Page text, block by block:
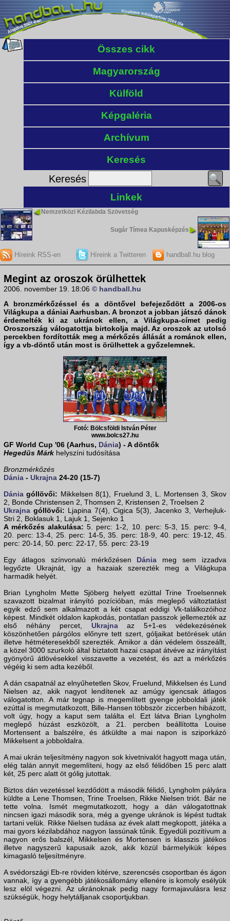
Összes cikk
Magyarország
Külföld
Képgaléria
Archívum
Keresés
Keresés
Linkek
Nemzetközi Kézilabda Szövetség
Sugár Tímea Kapusképzés
Híreink RSS-en Híreink a Twitteren handball.hu blog
Megint az oroszok örülhettek
2006. november 19. 18:06 © handball.hu
A bronzmérkőzéssel és a döntővel befejeződött a 2006-os
Világkupa a dániai Aarhusban. A bronzot a jobban játszó dánok
érdemelték ki azukránok ellen, a Világkupa-címet pedig
Oroszország válogatottja birtokolja majd. Az oroszok az utolsó
percekben fordították meg a mérkőzés állását a románok ellen,
így a vb-döntő után most is örülhettek a győzelemnek.
Fotó: Bölcsföldi István Péter
www.bolcs27.hu
GF World Cup '06 (Aarhus, Dánia) - A döntők
Hegedüs Márk helyszíni tudósítása
Bronzmérkőzés
Dánia - Ukrajna 24-20 (15-7)
Dánia góllövői: Mikkelsen 8(1), Fruelund 3, L. Mortensen 3, Skov
2, Bonde Christensen 2, Thomsen 2, Kristensen 2, Troelsen 2
Ukrajna góllövői: Ljapina 7(4), Cigica 5(3), Jacenko 3, Verhejluk-
Stri 2, Boklasuk 1, Lajuk 1, Sejenko 1
A mérkőzés alakulása: 5. perc: 1-2, 10. perc: 5-3, 15. perc: 9-4,
20. perc: 13-4, 25. perc: 14-5, 35. perc: 18-9, 40. perc: 19-12, 45.
perc: 20-14, 50. perc: 22-17, 55. perc: 23-19
Egy átlagos színvonalú mérkőzésen Dánia meg sem izzadva
legyőzte Ukrajnát, ìgy a hazaiak szerezték meg a Világkupa
harmadik helyét.
Brian Lyngholm Mette Sjöberg helyett ezúttal Trine Troelsennek
szavazott bizalmat irányító pozícióban, más meglepő változtatást
egyik edző sem alkalmazott a két csapat eddigi Vk-találkozóihoz
képest. Mindkét oldalon kapkodás, pontatlan passzok jellemezték az
első néhány percet, Ukrajnaaz 5+1-es védekezésének
köszönhetően párgólos előnyre tett szert, góljaikat betörések után
illetve hétméteresekből szerezték. Amikor a dán védelem összeállt,
a közel 3000 szurkoló által biztatott hazai csapat átvéve az irányítást
gyönyörű átlövésekkel visszavette a vezetést, és azt a mérkőzés
végéig ki sem adta kezéből.
A dán csapatnál az elnyűhetetlen Skov, Fruelund, Mikkelsen és Lund
Nielsen az, akik nagyot lendítenek az amúgy igencsak átlagos
válogatotton. A már tegnap is megemlített gyenge jobboldali játék
ezúttal is megmutatkozott, Bille-Hansen többször ziccerben hibázott,
volt úgy, hogy a kaput sem találta el. Ezt látva Brian Lyngholm
meglepő húzást eszközölt, a 21. percben beállította Louise
Mortensent a balszélre, és átküldte a mai napon is sziporkázó
Mikkelsent a jobboldalra.
A mai ukrán teljesítmény nagyon sok kivetnivalót hagyott maga után,
elég talán annyit megemlíteni, hogy az első félidőben 15 perc alatt
két, 25 perc alatt öt gólig jutottak.
Biztos dán vezetéssel kezdődött a második félidő, Lyngholm pályára
küldte a Lene Thomsen, Trine Troelsen, Rikke Nielsen triót. Bár ne
tette volna. Ismét megmutatkozott, hogy a dán válogatottnak
nincsen igazi második sora, még a gyenge ukránok is lépést tudtak
tartani velük. Rikke Nielsen tudása az évek alatt megkopott, játéka a
mai gyors kézilabdához nagyon lassúnak tűnik. Egyedüli pozitívum a
nagyon erős balszél, Mikkelsen és Mortensen is klasszis játékos
illetve nagyszerű kapusaik azok, akik közül bármelyikük képes
kimagasló teljesítményre.
A svédországi Eb-re röviden kitérve, szerencsés csoportban és ágon
vannak, így a gyengébb játékosállomány ellenére is komoly esélyük
lesz elöl végezni. Az ukránoknak pedig nagy formajavulásra lesz
szükségük, hogy helytálljanak csoportjukban.